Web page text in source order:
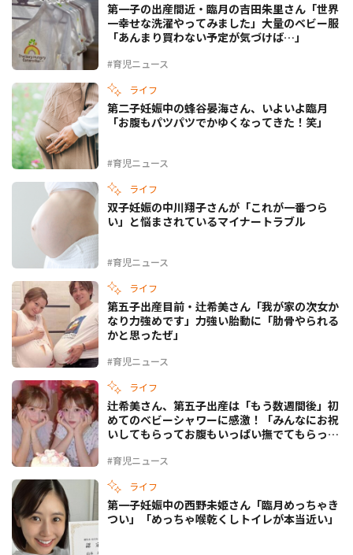
#育児ニュース
第一子の出産間近・臨月の吉田朱里さん「世界
一幸せな洗濯やってみました」大量のベビー服
「あんまり買わない予定が気づけば…」
ライフ
#育児ニュース
第二子妊娠中の蜂谷晏海さん、いよいよ臨月
「お腹もパツパツでかゆくなってきた！笑」
ライフ
#育児ニュース
双子妊娠の中川翔子さんが「これが一番つら
い」と悩まされているマイナートラブル
ライフ
#育児ニュース
第五子出産目前・辻希美さん「我が家の次女か
なり力強めです」力強い胎動に「肋骨やられる
かと思ったぜ」
ライフ
#育児ニュース
辻希美さん、第五子出産は「もう数週間後」初
めてのベビーシャワーに感激！「みんなにお祝
いしてもらってお腹もいっぱい撫でてもらっ
ライフ
第一子妊娠中の西野未姫さん「臨月めっちゃき
つい」「めっちゃ喉乾くしトイレが本当近い」